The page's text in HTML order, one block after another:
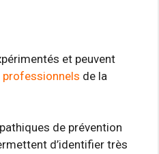
et peuvent
professionnels de la
de prévention
d’identifier très